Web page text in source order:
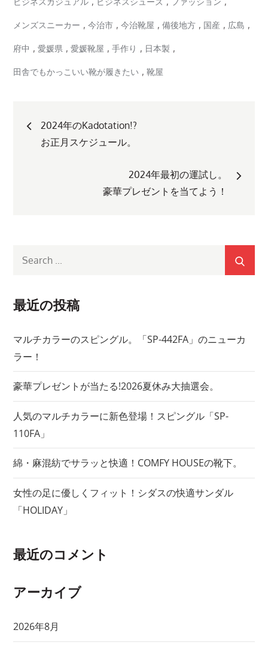
メンズスニーカー ,今治市 ,今治靴屋 ,備後地方 , 国産 , 広島 ,
府中 ,愛媛県 ,愛媛靴屋 ,手作り , 日本製 ,
田舎でもかっこいい靴が履きたい ,靴屋
投
シ
ョ
ン
2024年のKadotation!?
お正月スケジュール。
2024年最初の運試し。
豪華プレゼントを当てよう！
最近の投稿
マルチカラーのスピングル。「SP-442FA」のニューカ
ラー！
豪華プレゼントが当たる!2026夏休み大抽選会。
人気のマルチカラーに新色登場！スピングル「SP-
110FA」
綿・麻混紡でサラッと快適！COMFY HOUSEの靴下。
女性の足に優しくフィット！シダスの快適サンダル
「HOLIDAY」
最近のコメント
アーカイブ
2026年8月